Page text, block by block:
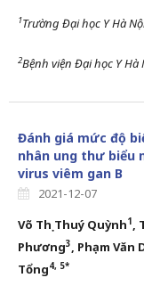
1Trường Đại học Y Hà
2Bệnh viện Đại học Y Hà
Đánh giá mức độ
nhân ung thư biểu
virus viêm gan B
2021-12-07
Võ Thị Thuý Quỳnh1 ,
Phương3, Phạm Văn
Tổng4, 5*